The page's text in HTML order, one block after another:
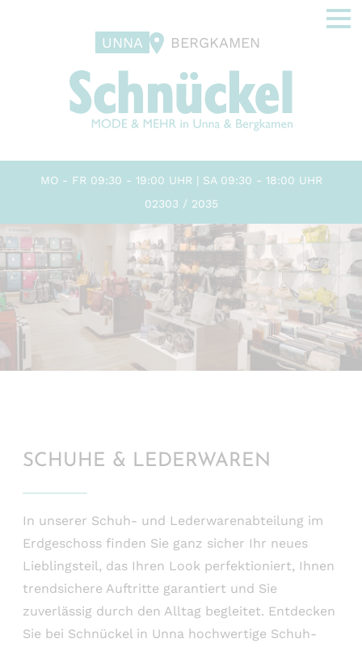
UNNA BERGKAMEN
MO - FR 09:30 - 19:00 UHR | SA 09:30 - 18:00 UHR
02303 / 2035
SCHUHE & LEDERWAREN
In unserer Schuh- und Lederwarenabteilung im
Erdgeschoss finden Sie ganz sicher Ihr neues
Lieblingsteil, das Ihren Look perfektioniert, Ihnen
trendsichere Auftritte garantiert und Sie
zuverlässig durch den Alltag begleitet. Entdecken
Sie bei Schnückel in Unna hochwertige Schuh-